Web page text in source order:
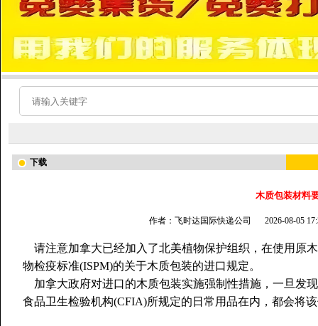
下载
木质包装材料
作者：飞时达国际快递公司 2026-08-05
请注意加拿大已经加入了北美植物保护组织，在使用原
物检疫标准(ISPM)的关于木质包装的进口规定。
加拿大政府对进口的木质包装实施强制性措施，一旦发
食品卫生检验机构(CFIA)所规定的日常用品在内，都会将